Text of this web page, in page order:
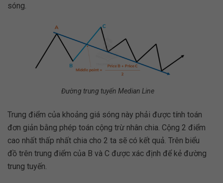
sóng.
Đường trung tuyến Median Line
Trung điểm của khoảng giá sóng này phải được tính toán
đơn giản bằng phép toán cộng trừ nhân chia. Cộng 2 điểm
cao nhất thấp nhất chia cho 2 ta sẽ có kết quả. Trên biểu
đồ trên trung điểm của B và C được xác định để kẻ đường
trung tuyến.